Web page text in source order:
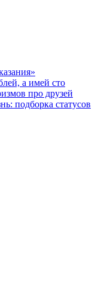
а имей сто
про друзей
подборка статусов